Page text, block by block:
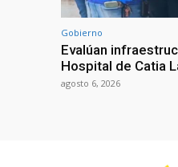
Gobierno
Evalúan
Hospital de Catia
agosto 6, 2026